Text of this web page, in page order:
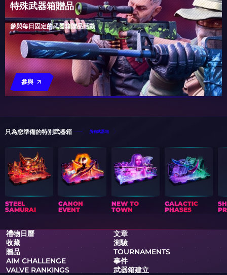
特殊武器箱贈品
參與每日固定的武器箱贈品活動
參與
只為您準備的特別武器箱 所有武器箱
STEEL
SAMURAI
CANON
EVENT
NEW TO
TOWN
GALACTIC
PHASES
禮物日曆
文章
收藏
測驗
贈品
TOURNAMENTS
AIM CHALLENGE
事件
VALVE RANKINGS
武器箱建立